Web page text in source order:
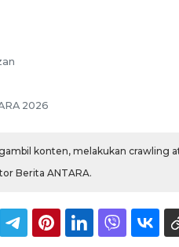
2026
konten, melakukan crawling
Berita ANTARA.